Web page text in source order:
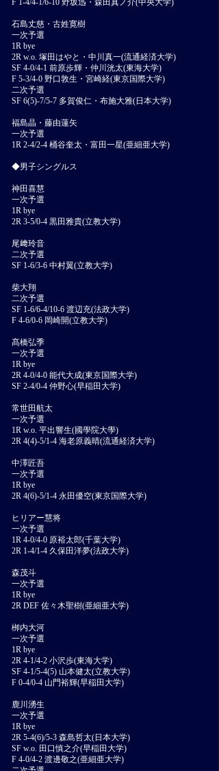
F 1-4/4-1/6-10 野坂迅・森田真ノ介(中央大学)
石島丈慈・古姓寛樹
一次予選
1R bye
2R w.o. 塚田はやと・中川真一(流通経済大学)
SF 4-0/4-1 前原歩輝・仲川洸太(東海大学)
F 5-3/4-0 野口敦生・宮崎経(東京国際大学)
二次予選
SF 6(5)-7/5-7 多賀俊仁・布施大雅(日本大学)
福島晶・藤由蓮矢
一次予選
1R 2-4/2-4 桶谷奎太・富田一星(亜細亜大学)
◆男子シングルス
神田喜慧
一次予選
1R bye
2R 3-5/0-4 黒田雅貴(立教大学)
尾﨑玲音
二次予選
SF 1-6/3-6 中村翼(立教大学)
柴大翔
二次予選
SF 1-6/6-4/10-6 渡辺充(法政大学)
F 4-6/0-6 岡崎開(立教大学)
髙橋弘季
一次予選
1R bye
2R 4-0/4-0 能代大成(東京国際大学)
SF 2-4/0-4 仲野心(早稲田大学)
常世田航太
一次予選
1R w.o. 平出響生(國學院大學)
2R 4(4)-5/1-4 海老原義晴(流通経済大学)
中澤匠吾
一次予選
1R bye
2R 4(6)-5/1-4 永田優空(東京国際大学)
ヒリアー慧将
一次予選
1R 4-0/4-0 原裕太郎(千葉大学)
2R 1-4/1-4 久保田洋夢(法政大学)
森茂斗
一次予選
1R bye
2R DEF 佐々木聖樹(亜細亜大学)
栁内大河
一次予選
1R bye
2R 4-1/4-2 小沢歩(東海大学)
SF 4-1/5-4(5) 山本健太(立教大学)
F 0-4/0-4 山門裕輝(早稲田大学)
鹿川湧生
一次予選
1R bye
2R 5-4(6)/5-3 森島哲太(日本大学)
SF w.o. 田口慎之介(早稲田大学)
F 4-0/4-2 渡邊敬之(亜細亜大学)